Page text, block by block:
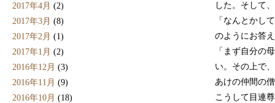
2017年4月 (2)
2017年3月 (8)
2017年2月 (1)
2017年1月 (2)
2016年12月 (3)
2016年11月 (9)
2016年10月 (18)
した。そして、
「なんとかし
のようにお答
「まず自分の
い。その上で
あけの仲間の
こうして目連